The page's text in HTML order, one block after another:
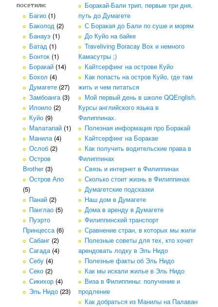
посетили:
Багио (1)
Баколод (2)
Банауэ (1)
Батад (1)
Бонток (1)
Боракай (14)
Бохол (4)
Думагете (27)
Замбоанга(3)
Илоило (2)
Куйо (9)
Малатапай (1)
Манила(4)
Ослоб (2)
Остров
Brother(3)
Остров Апо
(5)
Панай (2)
Панглао (5)
Пуэрто
Принцесса(6)
Сабанг (2)
Сагада(4)
Себу (4)
Секо (2)
Сикихор (4)
Эль Нидо (23)
Боракай-Бали трип, первые три дня,
путь до Думагете
С Боракая до Бали по суше и морям
До Куйо на байке
Traveliving Boracay Box и немного
Камасутры ;)
Кайтсерфинг на острове Куйо
Как попасть на остров Куйо, где там
жить и чем питаться
Мой первый день в школе QQEnglish.
Курсы английского языка в
Филиппинах.
Полезная информация про Боракай
Кайтсерфинг на Боракае
Как получить водительские права в
Филиппинах
Связь и интернет в Филиппинах
Сколько стоит жизнь в Филиппинах
Думагетские подсказки
Наш дом в Думагете
Дома в аренду в Думагете
Филиппинский транспорт
Сравнение стран, в которых мы жили
Полезные советы для тех, кто хочет
арендовать лодку в Эль Нидо
Полезные факты об Эль Нидо
Как мы искали жилье в Эль Нидо
Виза в Филиппины: получение и
продление
Как добраться из Манилы на Палаван